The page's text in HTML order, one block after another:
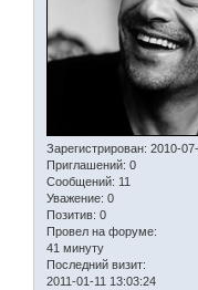
Зарегистрирован: 2010-
Приглашений: 0
Сообщений: 11
Уважение: 0
Позитив: 0
Провел на форуме:
41 минуту
Последний визит:
2011-01-11 13:03:24